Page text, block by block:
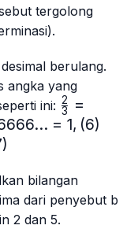
tergolong
berulang.
angka yang
ini: \frac{2}
3
2
=
= 1, (6)
)
bilangan
dari penyebut b
2 dan 5.